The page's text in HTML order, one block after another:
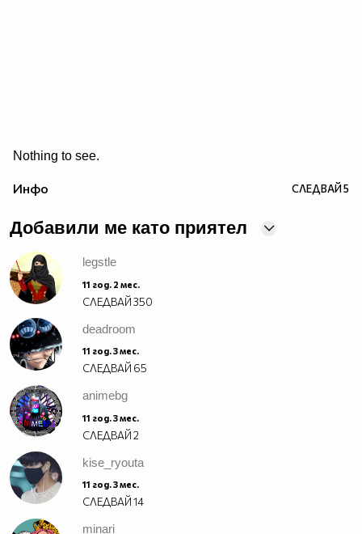
Nothing to see.
Инфо СЛЕДВАЙ5
Добавили ме като приятел
legstle
11 год. 2 мес.
СЛЕДВАЙ350
deadroom
11 год. 3 мес.
СЛЕДВАЙ 65
animebg
11 год. 3 мес.
СЛЕДВАЙ2
kise_ryouta
11 год. 3 мес.
СЛЕДВАЙ14
minari